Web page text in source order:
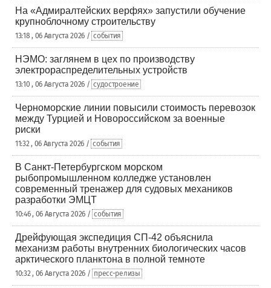
На «Адмиралтейских верфях» запустили обучение
крупноблочному строительству
13:18 , 06 Августа 2026 / события
НЭМО: заглянем в цех по производству
электрораспределительных устройств
13:10 , 06 Августа 2026 / судостроение
Черноморские линии повысили стоимость перевозок
между Турцией и Новороссийском за военные
риски
11:32 , 06 Августа 2026 / события
В Санкт-Петербургском морском
рыбопромышленном колледже установлен
современный тренажер для судовых механиков
разработки ЭМЦТ
10:46 , 06 Августа 2026 / события
Дрейфующая экспедиция СП-42 объяснила
механизм работы внутренних биологических часов
арктического планктона в полной темноте
10:32 , 06 Августа 2026 / пресс-релизы